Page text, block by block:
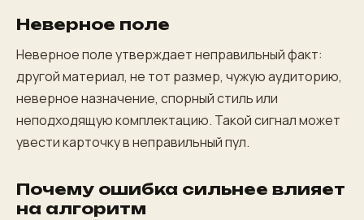
Неверное поле
Неверное поле утверждает неправильный факт:
другой материал, не тот размер, чужую аудиторию,
неверное назначение, спорный стиль или
неподходящую комплектацию. Такой сигнал может
увести карточку в неправильный пул.
Почему ошибка сильнее влияет
на алгоритм